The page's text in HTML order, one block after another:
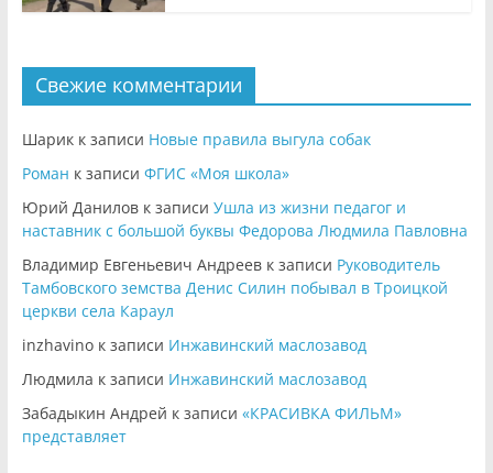
Свежие комментарии
Шарикк записи Новые правила выгула собак
Роман к записи ФГИС «Моя школа»
Юрий Даниловк записи Ушла из жизни педагог и
наставник с большой буквы Федорова Людмила Павловна
Владимир Евгеньевич Андреевк записи Руководитель
Тамбовского земства Денис Силин побывал в Троицкой
церкви села Караул
inzhavinoк записи Инжавинский маслозавод
Людмила к записи Инжавинский маслозавод
Забадыкин Андрей к записи «КРАСИВКА ФИЛЬМ»
представляет